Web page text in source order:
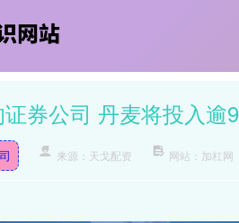
券公司 丹麦将投入逾
来源：天戈配资 网站：加杠网